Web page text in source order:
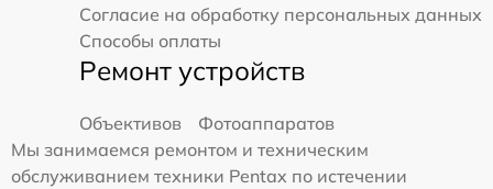
Согласие на обработку персональных данных
Способы оплаты
Ремонт устройств
Объективов
Фотоаппаратов
Мы занимаемся ремонтом и техническим
обслуживанием техники Pentax по истечении